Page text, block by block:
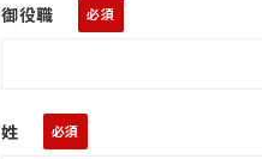
御役職
姓